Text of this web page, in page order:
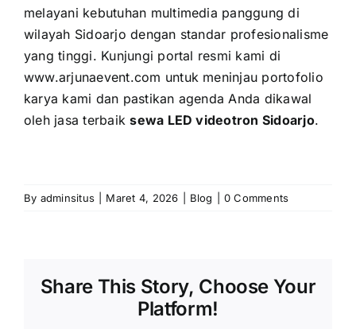
melayani kebutuhan multimedia panggung di
wilayah Sidoarjo dengan standar profesionalisme
yang tinggi. Kunjungi portal resmi kami di
www.arjunaevent.com untuk meninjau portofolio
karya kami dan pastikan agenda Anda dikawal
oleh jasa terbaiksewa LED videotron Sidoarjo.
By adminsitus Maret 4, 2026 Blog 0 Comments
Share This Story, Choose Your
Platform!